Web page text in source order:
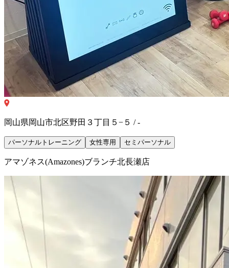
岡山県岡山市北区野田３丁目５−５ / -
パーソナルトレーニング 女性専用 セミパーソナル
アマゾネス(Amazones)ブランチ北長瀬店